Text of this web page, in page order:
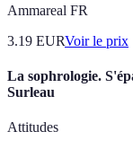
Ammareal FR
3.19 EURVoir le prix
La sophrologie.
Surleau
Attitudes